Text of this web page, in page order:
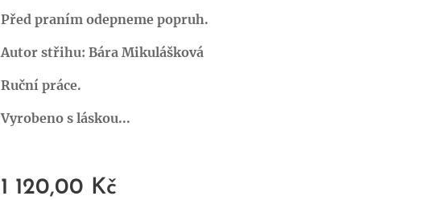
Před praním odepneme popruh.
Autor střihu: Bára Mikulášková
Ruční práce.
Vyrobeno s láskou...
1 120,00 Kč